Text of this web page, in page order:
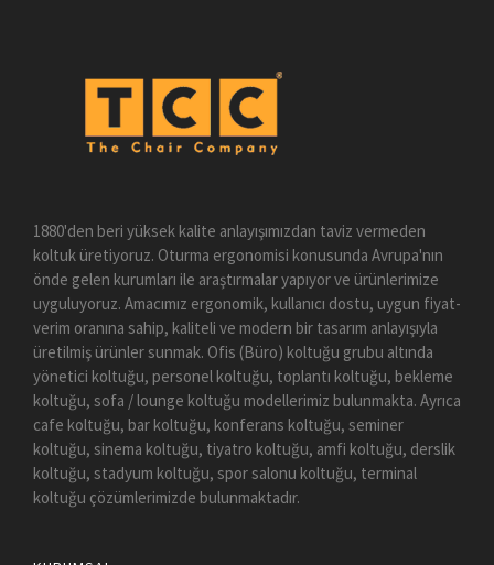
1880'den beri yüksek kalite anlayışımızdan taviz vermeden
koltuk üretiyoruz. Oturma ergonomisi konusunda Avrupa'nın
önde gelen kurumları ile araştırmalar yapıyor ve ürünlerimize
uyguluyoruz. Amacımız ergonomik, kullanıcı dostu, uygun fiyat-
verim oranına sahip, kaliteli ve modern bir tasarım anlayışıyla
üretilmiş ürünler sunmak. Ofis (Büro) koltuğu grubu altında
yönetici koltuğu, personel koltuğu, toplantı koltuğu, bekleme
koltuğu, sofa / lounge koltuğu modellerimiz bulunmakta. Ayrıca
cafe koltuğu, bar koltuğu, konferans koltuğu, seminer
koltuğu, sinema koltuğu, tiyatro koltuğu, amfi koltuğu, derslik
koltuğu, stadyum koltuğu, spor salonu koltuğu, terminal
koltuğu çözümlerimizde bulunmaktadır.